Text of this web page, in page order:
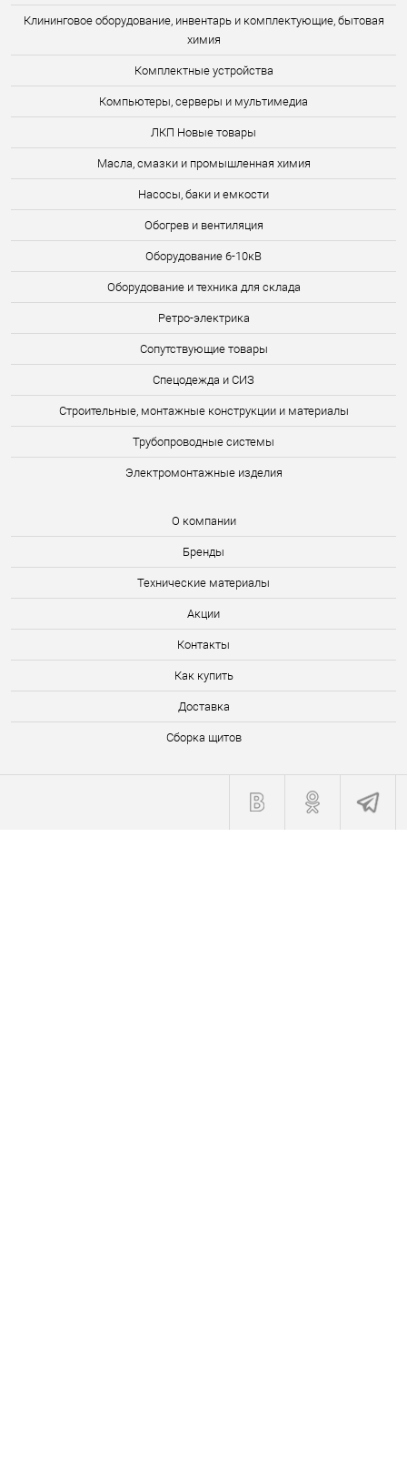
Клининговое оборудование, инвентарь и комплектующие, бытовая
химия
Комплектные устройства
Компьютеры, серверы и мультимедиа
ЛКП Новые товары
Масла, смазки и промышленная химия
Насосы, баки и емкости
Обогрев и вентиляция
Оборудование 6-10кВ
Оборудование и техника для склада
Ретро-электрика
Сопутствующие товары
Спецодежда и СИЗ
Строительные, монтажные конструкции и материалы
Трубопроводные системы
Электромонтажные изделия
О компании
Бренды
Технические материалы
Акции
Контакты
Как купить
Доставка
Сборка щитов